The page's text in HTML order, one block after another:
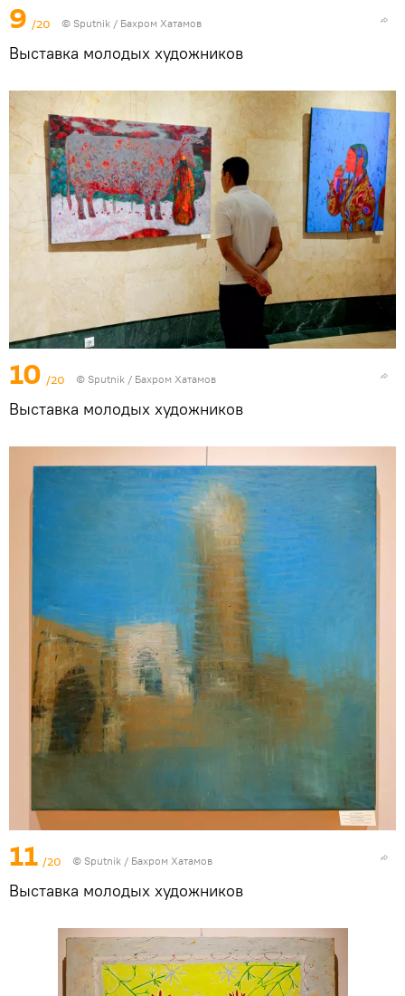
9 /20 © Sputnik / Бахром Хатамов
Выставка молодых художников
10 /20 © Sputnik / Бахром Хатамов
Выставка молодых художников
11 /20 © Sputnik / Бахром Хатамов
Выставка молодых художников